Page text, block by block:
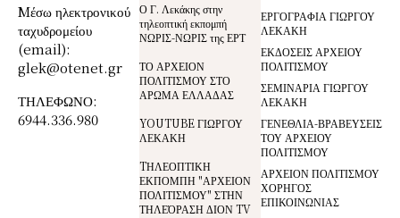
Mέσω ηλεκτρονικού
ταχυδρομείου
(email):
glek@otenet.gr
ΤΗΛΕΦΩΝΟ:
6944.336.980
Ο Γ. Λεκάκης στην
τηλεοπτική εκπομπή
ΝΩΡΙΣ-ΝΩΡΙΣ της ΕΡΤ
ΤΟ ΑΡΧΕΙΟΝ
ΠΟΛΙΤΙΣΜΟΥ ΣΤΟ
ΑΡΩΜΑ ΕΛΛΑΔΑΣ
YOUTUBE ΓΙΩΡΓΟΥ
ΛΕΚΑΚΗ
TΗΛΕΟΠΤΙΚΗ
ΕΚΠΟΜΠΗ "ΑΡΧΕΙΟΝ
ΠΟΛΙΤΙΣΜΟΥ" ΣΤΗΝ
ΤΗΛΕΌΡΑΣΗ ΔΙΟΝ TV
ΕΡΓΟΓΡΑΦΙΑ ΓΙΩΡΓΟΥ
ΛΕΚΑΚΗ
ΕΚΔΟΣΕΙΣ ΑΡΧΕΙΟΥ
ΠΟΛΙΤΙΣΜΟΥ
ΣΕΜΙΝΑΡΙΑ ΓΙΩΡΓΟΥ
ΛΕΚΑΚΗ
ΓΕΝΕΘΛΙΑ-ΒΡΑΒΕΥΣΕΙΣ
ΤΟΥ ΑΡΧΕΙΟΥ
ΠΟΛΙΤΙΣΜΟΥ
ΑΡΧΕΙΟΝ ΠΟΛΙΤΙΣΜΟΥ
ΧΟΡΗΓΟΣ
ΕΠΙΚΟΙΝΩΝΙΑΣ